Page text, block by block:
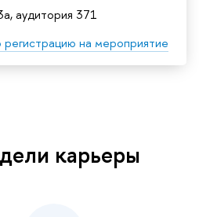
аудитория 371
на мероприятие
карьеры